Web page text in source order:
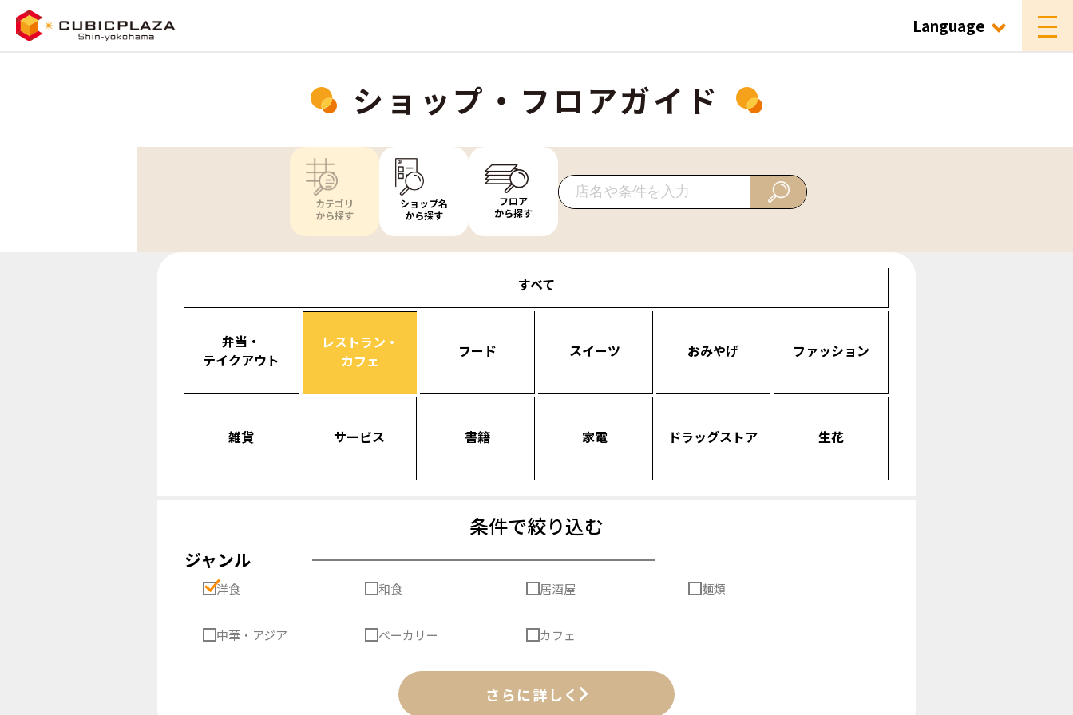
Language
ショップ・フロアガイド
カテゴリ
から探す
ショップ名
から探す
フロア
から探す
すべて
弁当・
テイクアウト
レストラン・
カフェ
フード スイーツ おみやげ ファッション
雑貨 サービス 書籍 家電 ドラッグストア 生花
条件で絞り込む
ジャンル
洋食 和食 居酒屋 麺類
中華・アジア ベーカリー カフェ
さらに詳しく